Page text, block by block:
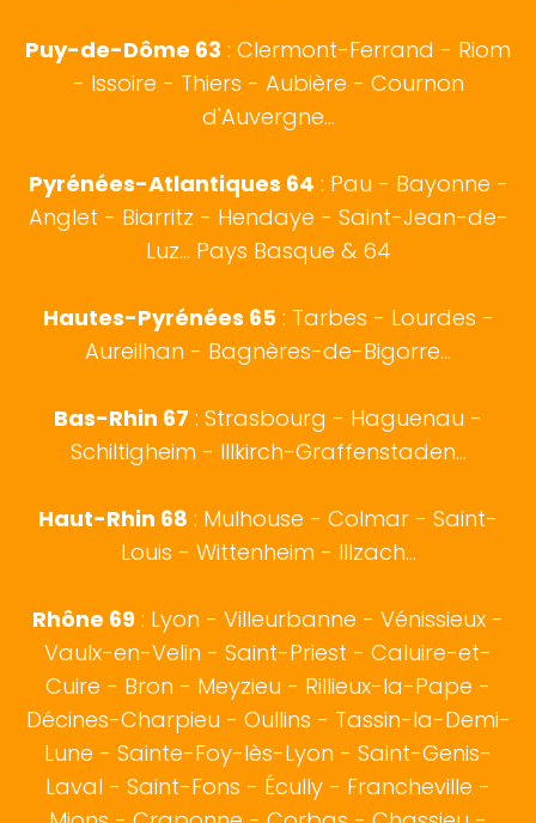
Puy-de-Dôme 63 : Clermont-Ferrand - Riom
- Issoire - Thiers - Aubière - Cournon
d'Auvergne...
Pyrénées-Atlantiques 64 : Pau - Bayonne -
Anglet - Biarritz - Hendaye - Saint-Jean-de-
Luz... Pays Basque & 64
Hautes-Pyrénées 65: Tarbes - Lourdes -
Aureilhan - Bagnères-de-Bigorre...
Bas-Rhin 67 : Strasbourg - Haguenau -
Schiltigheim - Illkirch-Graffenstaden...
Haut-Rhin 68 : Mulhouse - Colmar - Saint-
Louis - Wittenheim - Illzach...
Rhône 69 : Lyon - Villeurbanne - Vénissieux -
Vaulx-en-Velin - Saint-Priest - Caluire-et-
Cuire - Bron - Meyzieu - Rillieux-la-Pape -
Décines-Charpieu - Oullins - Tassin-la-Demi-
Lune - Sainte-Foy-lès-Lyon - Saint-Genis-
Laval - Saint-Fons - Écully - Francheville -